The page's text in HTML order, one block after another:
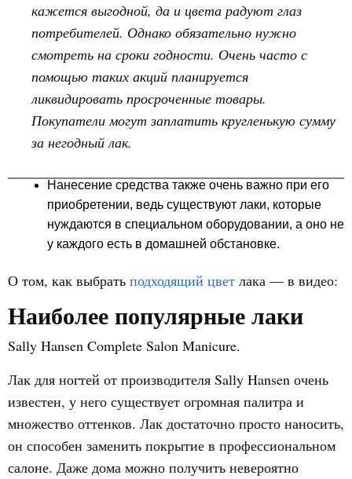
кажется выгодной, да и цвета радуют глаз
потребителей. Однако обязательно нужно
смотреть на сроки годности. Очень часто с
помощью таких акций планируется
ликвидировать просроченные товары.
Покупатели могут заплатить кругленькую сумму
за негодный лак.
Нанесение средства также очень важно при его
приобретении, ведь существуют лаки, которые
нуждаются в специальном оборудовании, а оно не
у каждого есть в домашней обстановке.
О том, как выбрать подходящий цвет лака — в видео:
Наиболее популярные лаки
Sally Hansen Complete Salon Manicure.
Лак для ногтей от производителя Sally Hansen очень
известен, у него существует огромная палитра и
множество оттенков. Лак достаточно просто наносить,
он способен заменить покрытие в профессиональном
салоне. Даже дома можно получить невероятно